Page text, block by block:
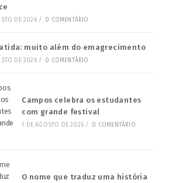
DE 2026 / 0 COMENTÁRIO
muito além do emagrecimento
DE 2026 / 0 COMENTÁRIO
Campos celebra os estudantes
com grande festival
1 DE AGOSTO DE 2026 / 0 COMENTÁRIO
O nome que traduz uma história